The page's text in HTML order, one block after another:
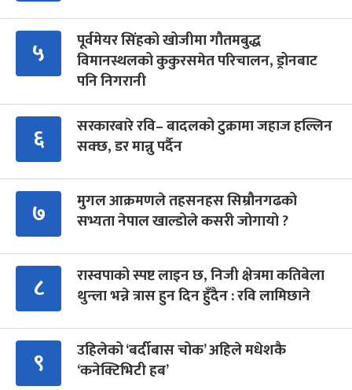
५
पूर्वमेयर सिंहको खोजीमा गौतमबुद्ध
विमानस्थलको कुकुरसमेत परिचालन, ड्रोनबाट
पनि निगरानी
६
सरकारबारे रवि– बादलको टुक्रामा जहाज हल्लिन
सक्छ, डर मान्नु पर्दैन
७
मुगल आक्रमणले तहसनहस सिम्रौनगढको
सभ्यता नेपाल खाल्डोले कसरी जोगायो ?
८
रास्वपाको स्पष्ट लाइन छ, निजी क्षेत्रमा कतिबेला
थुन्ला भन्ने त्रास हुन दिन हुँदैन : रवि लामिछाने
९
उहिलेको ‘बर्दीबास चोक’ अहिले मधेशकै
‘कनेक्टिभिटी हब’